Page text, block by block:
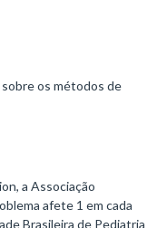
os métodos de
a Associação
afete 1 em cada
Brasileira de Pediatria